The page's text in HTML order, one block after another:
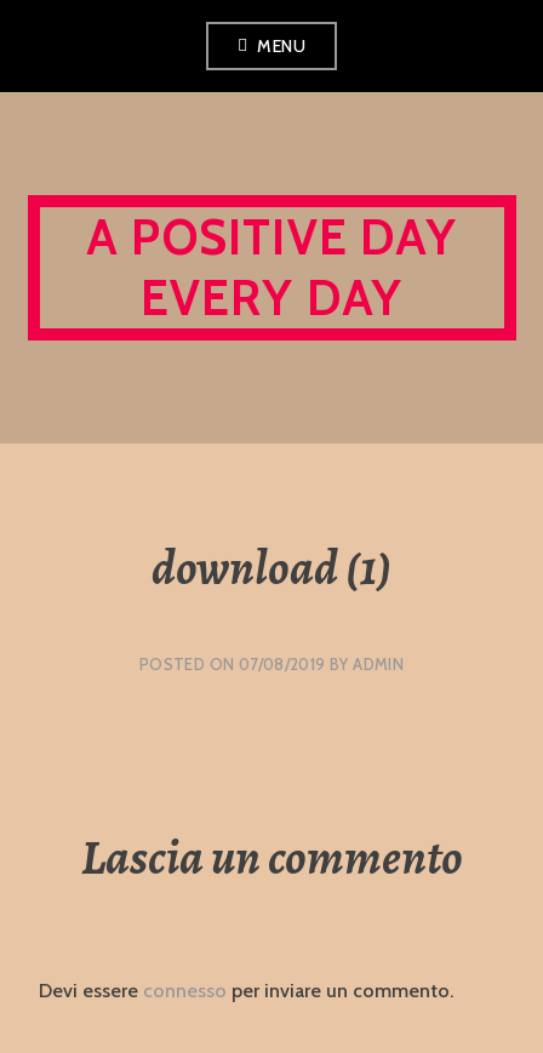
MENU
A POSITIVE DAY
EVERY DAY
download (1)
POSTED ON 07/08/2019 BYADMIN
Lascia un commento
Devi essere connesso per inviare un commento.